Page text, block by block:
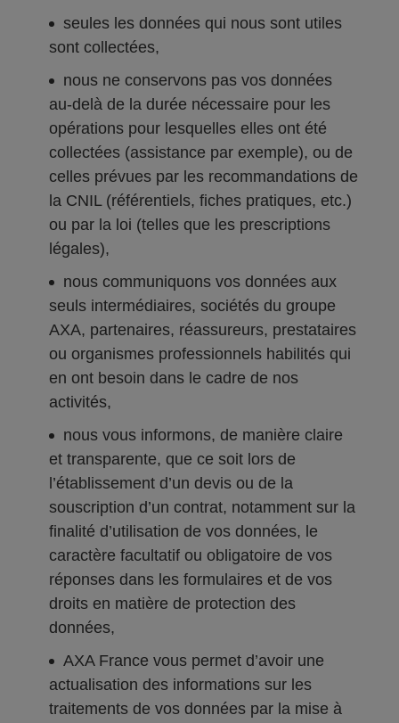
seules les données qui nous sont utiles
sont collectées,
nous ne conservons pas vos données
au-delà de la durée nécessaire pour les
opérations pour lesquelles elles ont été
collectées (assistance par exemple), ou de
celles prévues par les recommandations de
la CNIL (référentiels, fiches pratiques, etc.)
ou par la loi (telles que les prescriptions
légales),
nous communiquons vos données aux
seuls intermédiaires, sociétés du groupe
AXA, partenaires, réassureurs, prestataires
ou organismes professionnels habilités qui
en ont besoin dans le cadre de nos
activités,
nous vous informons, de manière claire
et transparente, que ce soit lors de
l’établissement d’un devis ou de la
souscription d’un contrat, notamment sur la
finalité d’utilisation de vos données, le
caractère facultatif ou obligatoire de vos
réponses dans les formulaires et de vos
droits en matière de protection des
données,
AXA France vous permet d’avoir une
actualisation des informations sur les
traitements de vos données par la mise à